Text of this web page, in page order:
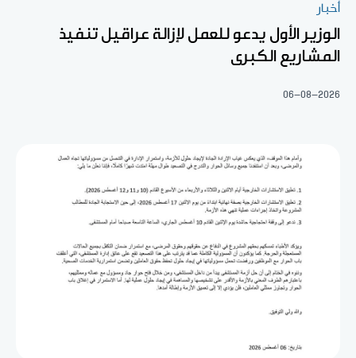
أخبار
الوزير الأول يدعو للعمل لإزالة عراقيل تنفيذ
المشاريع الكبرى
06-08-2026